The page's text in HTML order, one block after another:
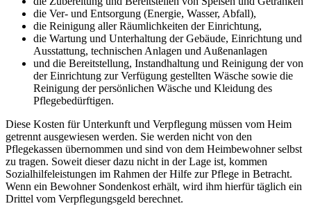
die Ver- und Entsorgung (Energie, Wasser, Abfall),
die Reinigung aller Räumlichkeiten der Einrichtung,
die Wartung und Unterhaltung der Gebäude, Einrichtung und
Ausstattung, technischen Anlagen und Außenanlagen
und die Bereitstellung, Instandhaltung und Reinigung der von
der Einrichtung zur Verfügung gestellten Wäsche sowie die
Reinigung der persönlichen Wäsche und Kleidung des
Pflegebedürftigen.
Diese Kosten für Unterkunft und Verpflegung müssen vom Heim
getrennt ausgewiesen werden. Sie werden nicht von den
Pflegekassen übernommen und sind von dem Heimbewohner selbst
zu tragen. Soweit dieser dazu nicht in der Lage ist, kommen
Sozialhilfeleistungen im Rahmen der Hilfe zur Pflege in Betracht.
Wenn ein Bewohner Sondenkost erhält, wird ihm hierfür täglich ein
Drittel vom Verpflegungsgeld berechnet.